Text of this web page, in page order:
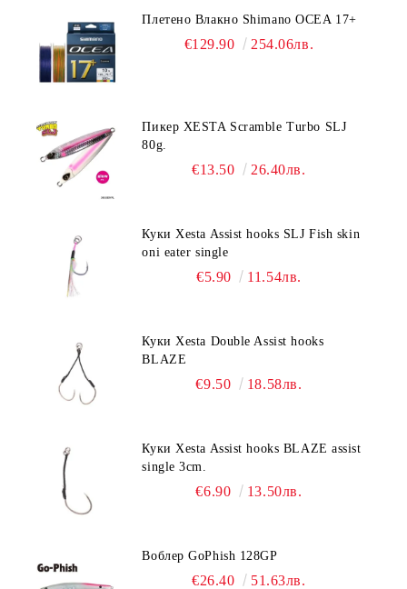
Плетено Влакно Shimano OCEA 17+
€129.90 254.06лв.
Пикер XESTA Scramble Turbo SLJ
80g.
€13.50 26.40лв.
Куки Xesta Assist hooks SLJ Fish skin
oni eater single
€5.90 11.54лв.
Куки Xesta Double Assist hooks
BLAZE
€9.50 18.58лв.
Куки Xesta Assist hooks BLAZE assist
single 3cm.
€6.90 13.50лв.
Воблер GoPhish 128GP
€26.40 51.63лв.